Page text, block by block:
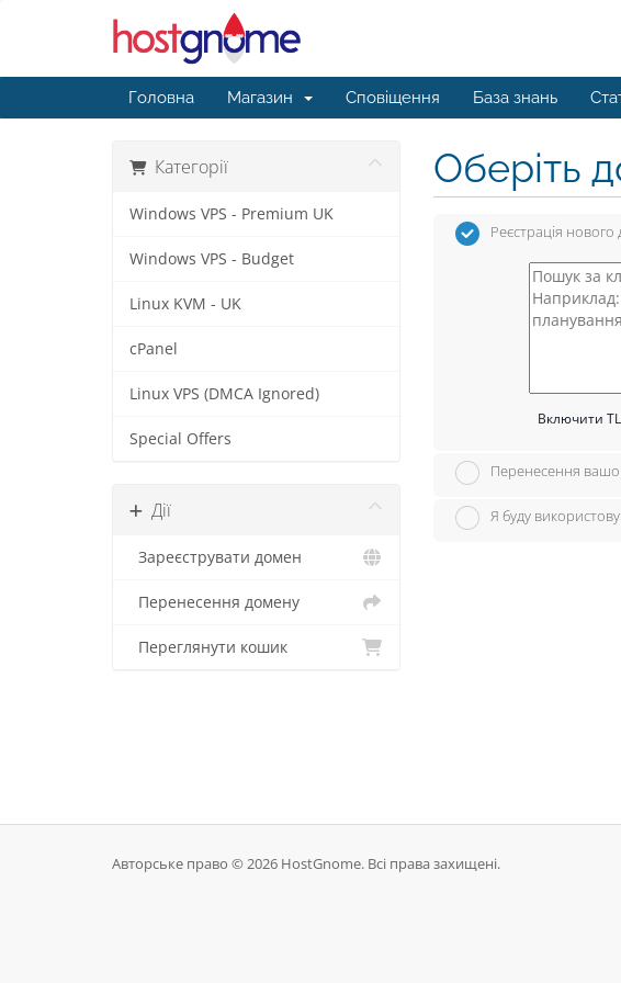
Головна Магазин Сповіщення База знань
Категорії
Windows VPS - Premium UK
Windows VPS - Budget
Linux KVM - UK
cPanel
Linux VPS (DMCA Ignored)
Special Offers
Дії
Зареєструвати домен
Перенесення домену
Переглянути кошик
Оберіть
Реєстрація
Включити
Перенесення
Я буду
Авторське право © 2026 HostGnome. Всі права захищені.